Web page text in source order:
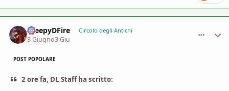
CreepyDFire Circolo degli Antichi
3 Giugno3 Giu
POST POPOLARE
2 ore fa, DL Staff ha scritto: